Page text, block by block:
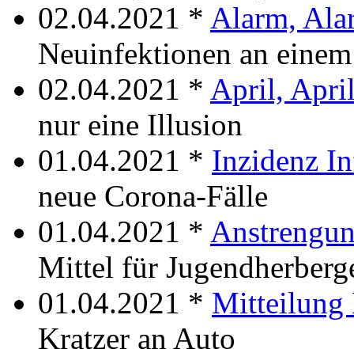
02.04.2021 * Alarm,
Neuinfektionen an
02.04.2021 * April,
nur eine Illusion
01.04.2021 * Inzidenz
neue Corona-Fälle
01.04.2021 *
Mittel für
01.04.2021 * Mitteilung
Kratzer an Auto